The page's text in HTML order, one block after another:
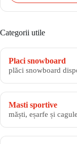
Categorii utile
Placi snowboard
plăci snowboard
Masti sportive
măști, eșarfe și